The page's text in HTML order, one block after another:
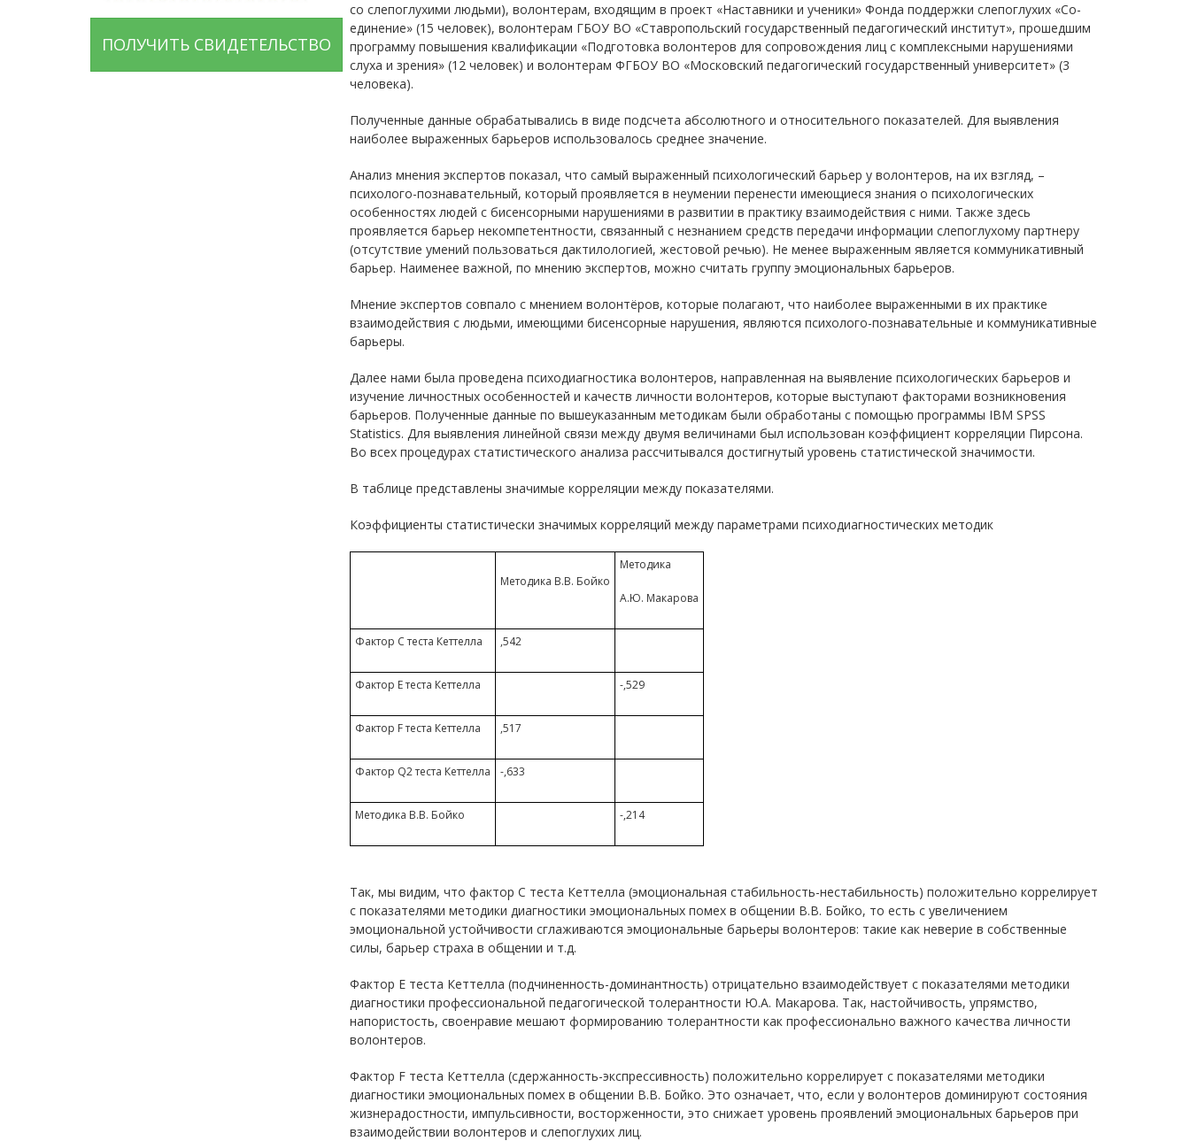
ПОЛУЧИТЬ СВИДЕТЕЛЬСТВО
со слепоглухими людьми), волонтерам, входящим в проект «Наставники и ученики» Фонда поддержки слепоглухих «Со-
единение» (15 человек), волонтерам ГБОУ ВО «Ставропольский государственный педагогический институт», прошедшим
программу повышения квалификации «Подготовка волонтеров для сопровождения лиц с комплексными нарушениями
слуха и зрения» (12 человек) и волонтерам ФГБОУ ВО «Московский педагогический государственный университет» (3
человека).
Полученные данные обрабатывались в виде подсчета абсолютного и относительного показателей. Для выявления
наиболее выраженных барьеров использовалось среднее значение.
Анализ мнения экспертов показал, что самый выраженный психологический барьер у волонтеров, на их взгляд, –
психолого-познавательный, который проявляется в неумении перенести имеющиеся знания о психологических
особенностях людей с бисенсорными нарушениями в развитии в практику взаимодействия с ними. Также здесь
проявляется барьер некомпетентности, связанный с незнанием средств передачи информации слепоглухому партнеру
(отсутствие умений пользоваться дактилологией, жестовой речью). Не менее выраженным является коммуникативный
барьер. Наименее важной, по мнению экспертов, можно считать группу эмоциональных барьеров.
Мнение экспертов совпало с мнением волонтёров, которые полагают, что наиболее выраженными в их практике
взаимодействия с людьми, имеющими бисенсорные нарушения, являются психолого-познавательные и коммуникативные
барьеры.
Далее нами была проведена психодиагностика волонтеров, направленная на выявление психологических барьеров и
изучение личностных особенностей и качеств личности волонтеров, которые выступают факторами возникновения
барьеров. Полученные данные по вышеуказанным методикам были обработаны с помощью программы IBM SPSS
Statistics. Для выявления линейной связи между двумя величинами был использован коэффициент корреляции Пирсона.
Во всех процедурах статистического анализа рассчитывался достигнутый уровень статистической значимости.
В таблице представлены значимые корреляции между показателями.
Коэффициенты статистически значимых корреляций между параметрами психодиагностических методик
Методика В.В. Бойко
Методика
А.Ю. Макарова
Фактор С теста Кеттелла ,542
Фактор Е теста Кеттелла -,529
Фактор F теста Кеттелла ,517
Фактор Q2 теста Кеттелла -,633
Методика В.В. Бойко -,214
Так, мы видим, что фактор С теста Кеттелла (эмоциональная стабильность-нестабильность) положительно коррелирует
с показателями методики диагностики эмоциональных помех в общении В.В. Бойко, то есть с увеличением
эмоциональной устойчивости сглаживаются эмоциональные барьеры волонтеров: такие как неверие в собственные
силы, барьер страха в общении и т.д.
Фактор Е теста Кеттелла (подчиненность-доминантность) отрицательно взаимодействует с показателями методики
диагностики профессиональной педагогической толерантности Ю.А. Макарова. Так, настойчивость, упрямство,
напористость, своенравие мешают формированию толерантности как профессионально важного качества личности
волонтеров.
Фактор F теста Кеттелла (сдержанность-экспрессивность) положительно коррелирует с показателями методики
диагностики эмоциональных помех в общении В.В. Бойко. Это означает, что, если у волонтеров доминируют состояния
жизнерадостности, импульсивности, восторженности, это снижает уровень проявлений эмоциональных барьеров при
взаимодействии волонтеров и слепоглухих лиц.